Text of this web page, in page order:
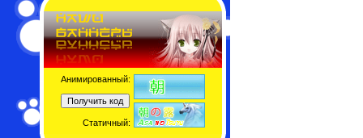
Анимированный:
Статичный: